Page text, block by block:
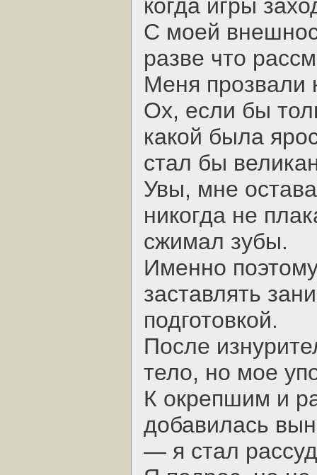
когда игры
С моей
разве что
Меня прозвали
Ох, если бы
какой была
стал бы
Увы, мне
никогда не
сжимал зубы.
Именно
заставлять
подготовкой.
После
тело, но мое
К окрепшим и
добавилась
— я стал